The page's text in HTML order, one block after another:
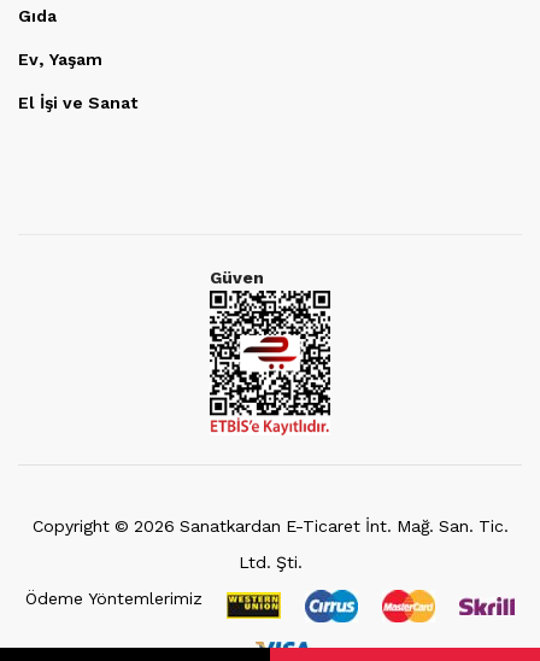
Gıda
Ev, Yaşam
El İşi ve Sanat
Güven
Copyright © 2026 Sanatkardan E-Ticaret İnt. Mağ. San. Tic.
Ltd. Şti.
Ödeme Yöntemlerimiz